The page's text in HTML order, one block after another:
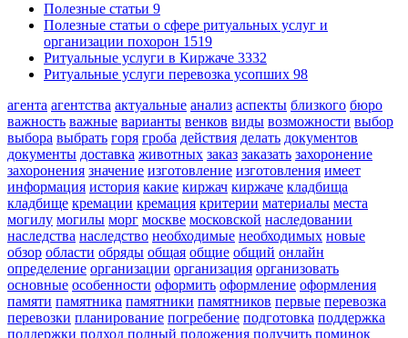
Полезные статьи 9
Полезные статьи о сфере ритуальных услуг и
организации похорон 1519
Ритуальные услуги в Киржаче 3332
Ритуальные услуги перевозка усопших 98
агента агентства актуальные анализ аспекты близкого бюро
важность важные варианты венков виды возможности выбор
выбора выбрать горя гроба действия делать документов
документы доставка животных заказ заказать захоронение
захоронения значение изготовление изготовления имеет
информация история какие киржач киржаче кладбища
кладбище кремации кремация критерии материалы места
могилу могилы морг москве московской наследовании
наследства наследство необходимые необходимых новые
обзор области обряды общая общие общий онлайн
определение организации организация организовать
основные особенности оформить оформление оформления
памяти памятника памятники памятников первые перевозка
перевозки планирование погребение подготовка поддержка
поддержки подход полный положения получить поминок